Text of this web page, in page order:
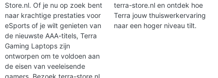
Store.nl. Of je nu op zoek bent
naar krachtige prestaties voor
eSports of je wilt genieten van
de nieuwste AAA-titels, Terra
Gaming Laptops zijn
ontworpen om te voldoen aan
de eisen van veeleisende
terra-store.nl en ontdek hoe
Terra jouw thuiswerkervaring
naar een hoger niveau tilt.